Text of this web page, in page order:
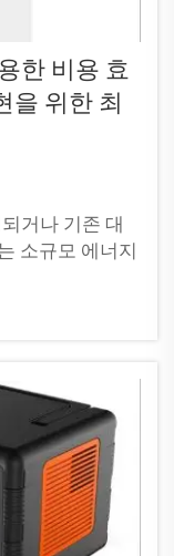
한 비용 효
을 위한 최
거나 기존 대
소규모 에너지
시에도 전력을
. 오늘날 통합
도움으로